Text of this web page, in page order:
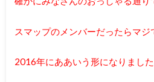
スマップのメンバーだったらマジ
2016年にああいう形になりました